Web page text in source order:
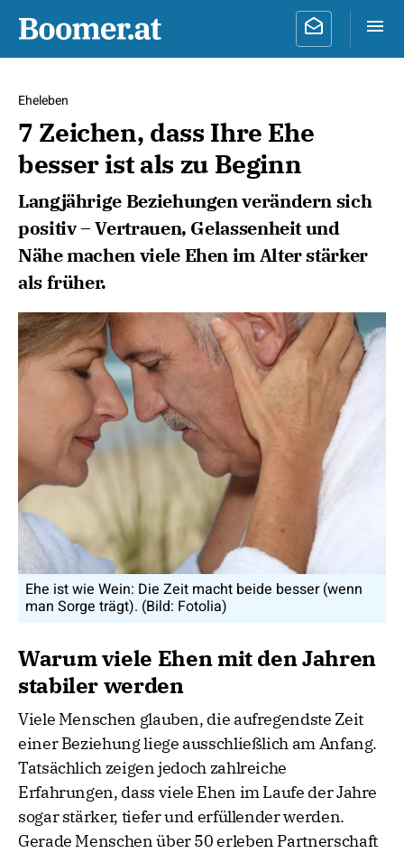
Eheleben
7 Zeichen, dass Ihre Ehe
besser ist als zu Beginn
Langjährige Beziehungen verändern sich
positiv – Vertrauen, Gelassenheit und
Nähe machen viele Ehen im Alter stärker
als früher.
Ehe ist wie Wein: Die Zeit macht beide besser (wenn
man Sorge trägt). (Bild: Fotolia)
Warum viele Ehen mit den Jahren
stabiler werden
Viele Menschen glauben, die aufregendste Zeit
einer Beziehung liege ausschließlich am Anfang.
Tatsächlich zeigen jedoch zahlreiche
Erfahrungen, dass viele Ehen im Laufe der Jahre
sogar stärker, tiefer und erfüllender werden.
Gerade Menschen über 50 erleben Partnerschaft